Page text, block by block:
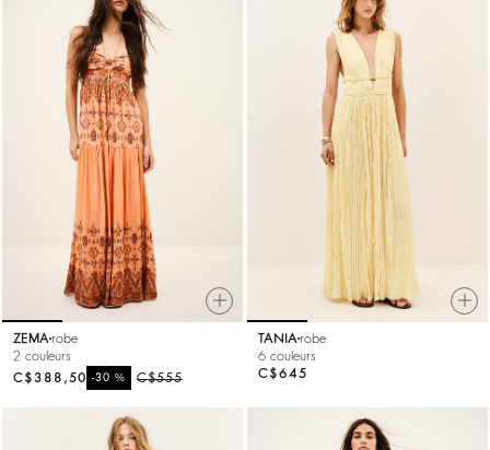
ZEMA robe
2 couleurs
C$555
-30%
C$388,50
TANIA robe
6 couleurs
C$645